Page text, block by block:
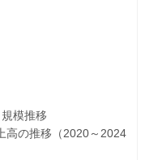
模推移
の推移（2020～2024